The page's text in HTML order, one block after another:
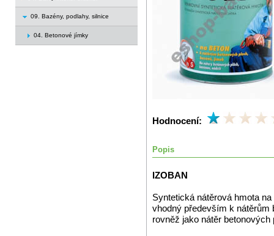
09. Bazény, podlahy, silnice
04. Betonové jímky
Hodnocení:
Popis
IZOBAN
Syntetická nátěrová hmota
vhodný především k nátěrům
rovněž jako nátěr